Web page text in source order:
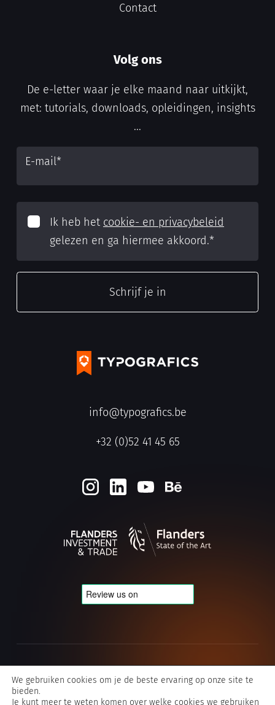
info@typografics.be
+32 (0)52 41 45 65
Contact
Volg ons
De e-letter waar je elke maand naar uitkijkt,
met: tutorials, downloads, opleidingen, insights
...
E-mail*
Ik heb het cookie- en privacybeleid
gelezen en ga hiermee akkoord.*
Algemene voorwaarden Typografics
We gebruiken cookies om je de beste ervaring op onze site te
bieden.
Je kunt meer te weten komen over welke cookies we gebruiken